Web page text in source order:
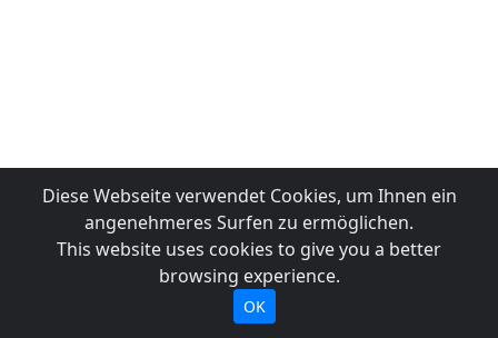
Diese Webseite verwendet Cookies, um Ihnen ein
angenehmeres Surfen zu ermöglichen.
This website uses cookies to give you a better
browsing experience.
OK